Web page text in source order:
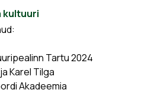
kultuuri
Tartu 2024
Karel Tilga
Akadeemia